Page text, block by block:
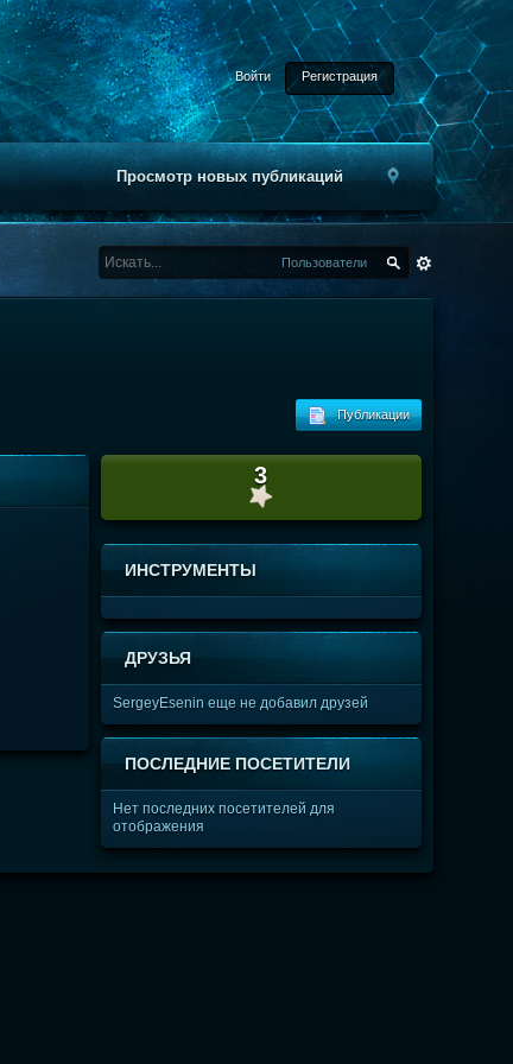
Войти Регистрация
Просмотр новых публикаций
Пользователи
Публикации
3
ИНСТРУМЕНТЫ
ДРУЗЬЯ
SergeyEsenin еще не добавил друзей
ПОСЛЕДНИЕ ПОСЕТИТЕЛИ
Нет последних посетителей для
отображения